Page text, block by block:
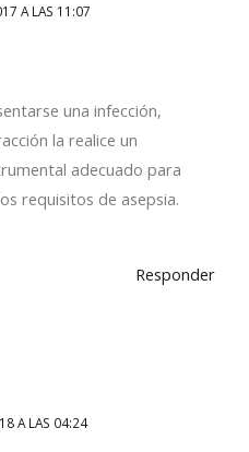
A LAS 11:07
una infección,
la realice un
adecuado para
requisitos de asepsia.
Responder
A LAS 04:24